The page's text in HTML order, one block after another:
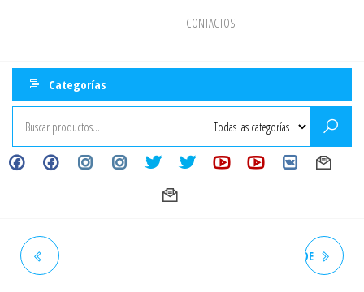
CONTACTOS
Categorías
1/4" X 3/4" - CS-UBOLT DE 1/4" X 1 1/4" - CS-UBOLT DE